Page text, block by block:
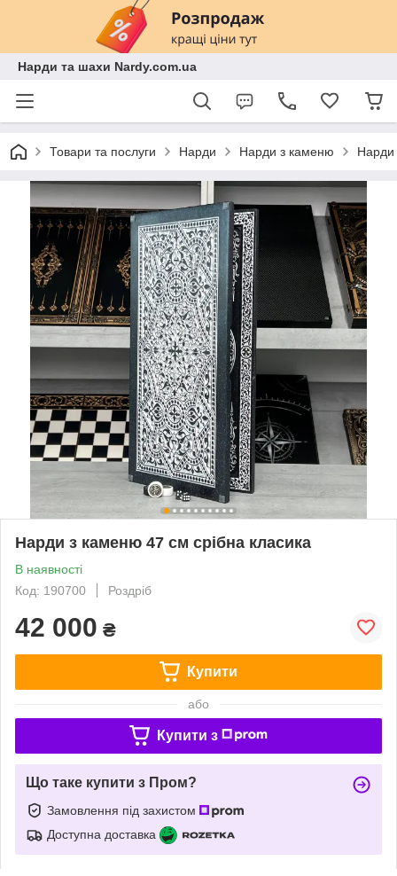
Нарди та шахи Nardy.com.ua
Товари та послуги Нарди Нарди з каменю Нарди
Нарди з каменю 47 см срібна класика
В наявності
Код: 190700
Роздріб
42 000 ₴
Купити
або
Купити з
Що таке купити з Пром?
Замовлення під захистом
Доступна доставка